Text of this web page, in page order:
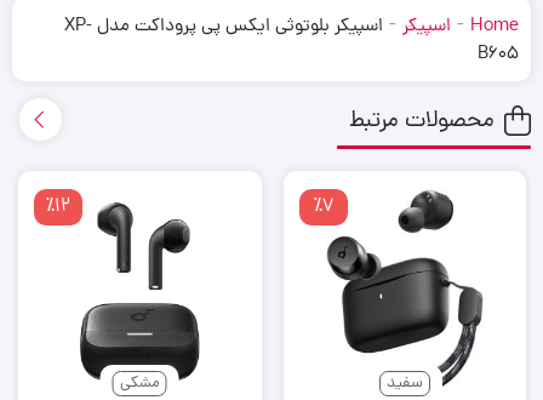
Home
- اسپیکر -
اسپیکر بلوتوثی ایکس پی پروداکت مدل XP-
B605
محصولات مرتبط
سفید
٪7
مشکی
٪12